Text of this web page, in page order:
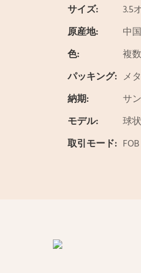
サイズ:
3.5
原産地:
中国
色:
複
パッキング: メ
納期:
サ
モデル:
球状
取引モード: FOB